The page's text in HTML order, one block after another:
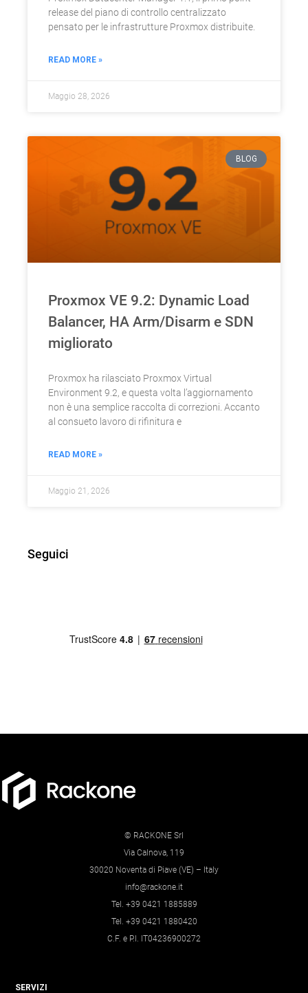
release del piano di controllo centralizzato
pensato per le infrastrutture Proxmox distribuite.
READ MORE »
Maggio 28, 2026
BLOG
Proxmox VE 9.2: Dynamic Load
Balancer, HA Arm/Disarm e SDN
migliorato
Proxmox ha rilasciato Proxmox Virtual
Environment 9.2, e questa volta l’aggiornamento
non è una semplice raccolta di correzioni. Accanto
al consueto lavoro di rifinitura e
READ MORE »
Maggio 21, 2026
Seguici
© RACKONE Srl
Via Calnova, 119
30020 Noventa di Piave (VE) – Italy
info@rackone.it
Tel. +39 0421 1885889
Tel. +39 0421 1880420
C.F. e P.I. IT04236900272
SERVIZI